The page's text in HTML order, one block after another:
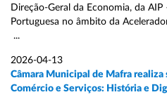
Direção-Geral da Economia, da AIP
Portuguesa no âmbito da
...
2026-04-13
Câmara Municipal de Mafra realiza
Comércio e Serviços: História e